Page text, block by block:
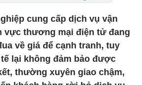
cung cấp dịch vụ vận
vực thương mại điện tử đang
về giá để cạnh tranh, tuy
lại không đảm bảo được
thường xuyên giao chậm,